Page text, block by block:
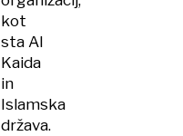
kot
sta Al
Kaida
in
Islamska
država.